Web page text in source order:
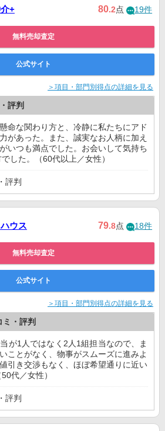
+ 80.2点 19件
無料売却査定
公式サイト
＞項目・部門別得点の詳細を見る
評判
命な関わり方と、冷静に私たちにアド
があった。また、誠実なお人柄に加え
いつも満点でした。お会いして気持ち
した。（60代以上／女性）
評判
ウス 79.8点 18件
無料売却査定
公式サイト
＞項目・部門別得点の詳細を見る
・評判
が1人ではなく2人1組担当なので、ま
ことがなく、物事がスムーズに進みよ
引き交渉もなく、ほぼ希望通りに近い
代／女性）
評判